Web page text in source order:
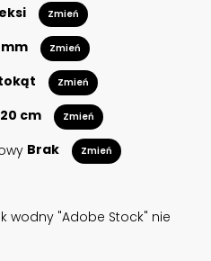
Zmień
mm Zmień
Zmień
cm Zmień
Brak Zmień
wodny "Adobe Stock" nie